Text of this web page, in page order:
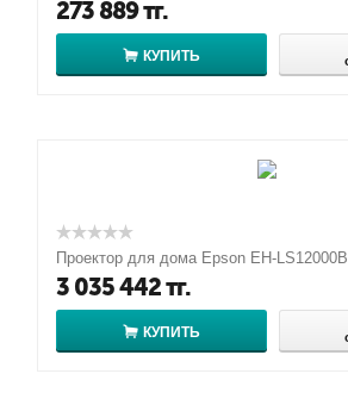
273 889тг.
КУПИТЬ
Проектор для дома Epson EH-LS12000B
3 035 442тг.
КУПИТЬ